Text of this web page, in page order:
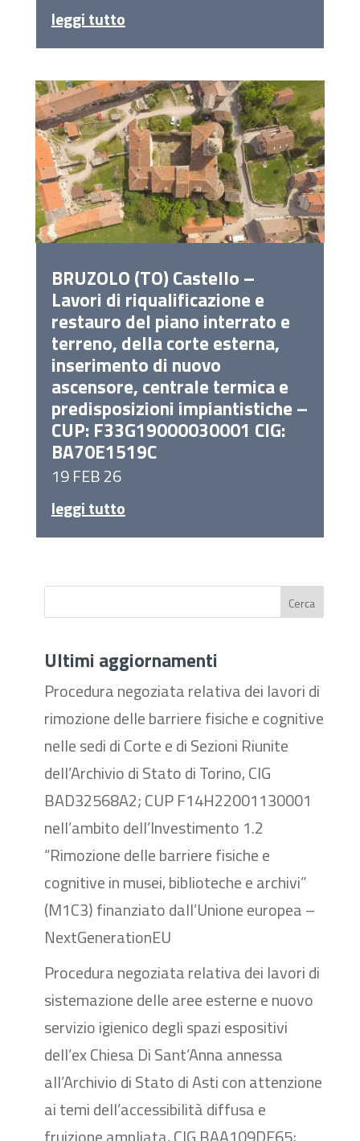
leggi tutto
BRUZOLO (TO) Castello –
Lavori di riqualificazione e
restauro del piano interrato e
terreno, della corte esterna,
inserimento di nuovo
ascensore, centrale termica e
predisposizioni impiantistiche –
CUP: F33G19000030001 CIG:
BA70E1519C
19 FEB 26
leggi tutto
Cerca
Ultimi aggiornamenti
Procedura negoziata relativa dei lavori di
rimozione delle barriere fisiche e cognitive
nelle sedi di Corte e di Sezioni Riunite
dell’Archivio di Stato di Torino, CIG
BAD32568A2; CUP F14H22001130001
nell’ambito dell’Investimento 1.2
“Rimozione delle barriere fisiche e
cognitive in musei, biblioteche e archivi”
(M1C3) finanziato dall’Unione europea –
NextGenerationEU
Procedura negoziata relativa dei lavori di
sistemazione delle aree esterne e nuovo
servizio igienico degli spazi espositivi
dell’ex Chiesa Di Sant’Anna annessa
all’Archivio di Stato di Asti con attenzione
ai temi dell’accessibilità diffusa e